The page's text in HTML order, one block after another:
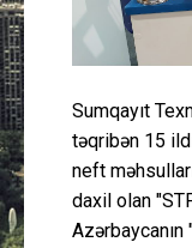
Sumqayıt
təqribən 15
neft
daxil olan
Azərbaycanın